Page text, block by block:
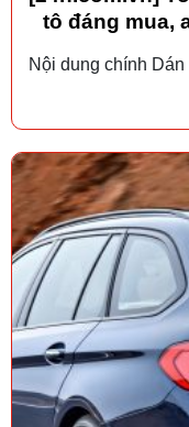
tô đáng mua,
Nội dung chính